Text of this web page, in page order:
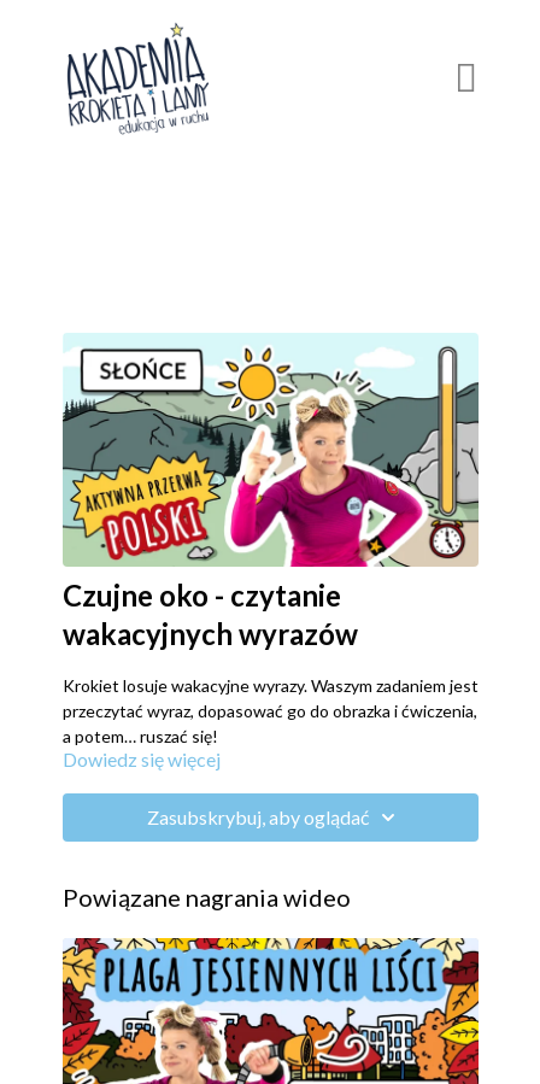
Czujne oko - czytanie
wakacyjnych wyrazów
Krokiet losuje wakacyjne wyrazy. Waszym zadaniem jest
przeczytać wyraz, dopasować go do obrazka i ćwiczenia,
a potem… ruszać się!
Dowiedz się więcej
Zasubskrybuj, aby oglądać
Powiązane nagrania wideo